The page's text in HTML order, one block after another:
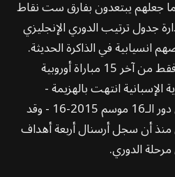
جعلهم يبتعدون بفارق ست نقاط
ترتيب الدوري الإنجليزي
انسيابية في الذاكرة الحديثة.
علاوة على ذلك، فإن واحدة فقط من آخر 15 مباراة أوروبية
الإسبانية انتهت بالهزيمة -
خسارة 2-0 أمام برشلونة في دور الـ16 موسم 2015-16 - وقد
أن سجل أرسنال أربعة أهداف
الدوري.